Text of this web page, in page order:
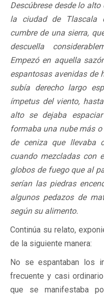
Descúbrese desde lo
la ciudad de Tlascala
cumbre de una sierra,
descuella
Empezó en aquella
espantosas avenidas de
subía derecho largo
ímpetus del viento,
alto se dejaba
formaba una nube más
de ceniza que llevaba
cuando mezcladas con
globos de fuego que al
serían las piedras
algunos pedazos de
según su alimento.
Continúa su relato,
de la siguiente manera:
No se espantaban los
frecuente y casi
que se manifestaba